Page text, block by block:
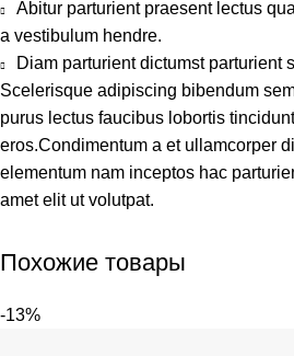
Abitur parturient praesent lectus
a vestibulum hendre.
Diam parturient dictumst parturient
Scelerisque adipiscing bibendum
purus lectus faucibus lobortis
eros.Condimentum a et ullamcorper
elementum nam inceptos hac
amet elit ut volutpat.
Похожие товары
-13%